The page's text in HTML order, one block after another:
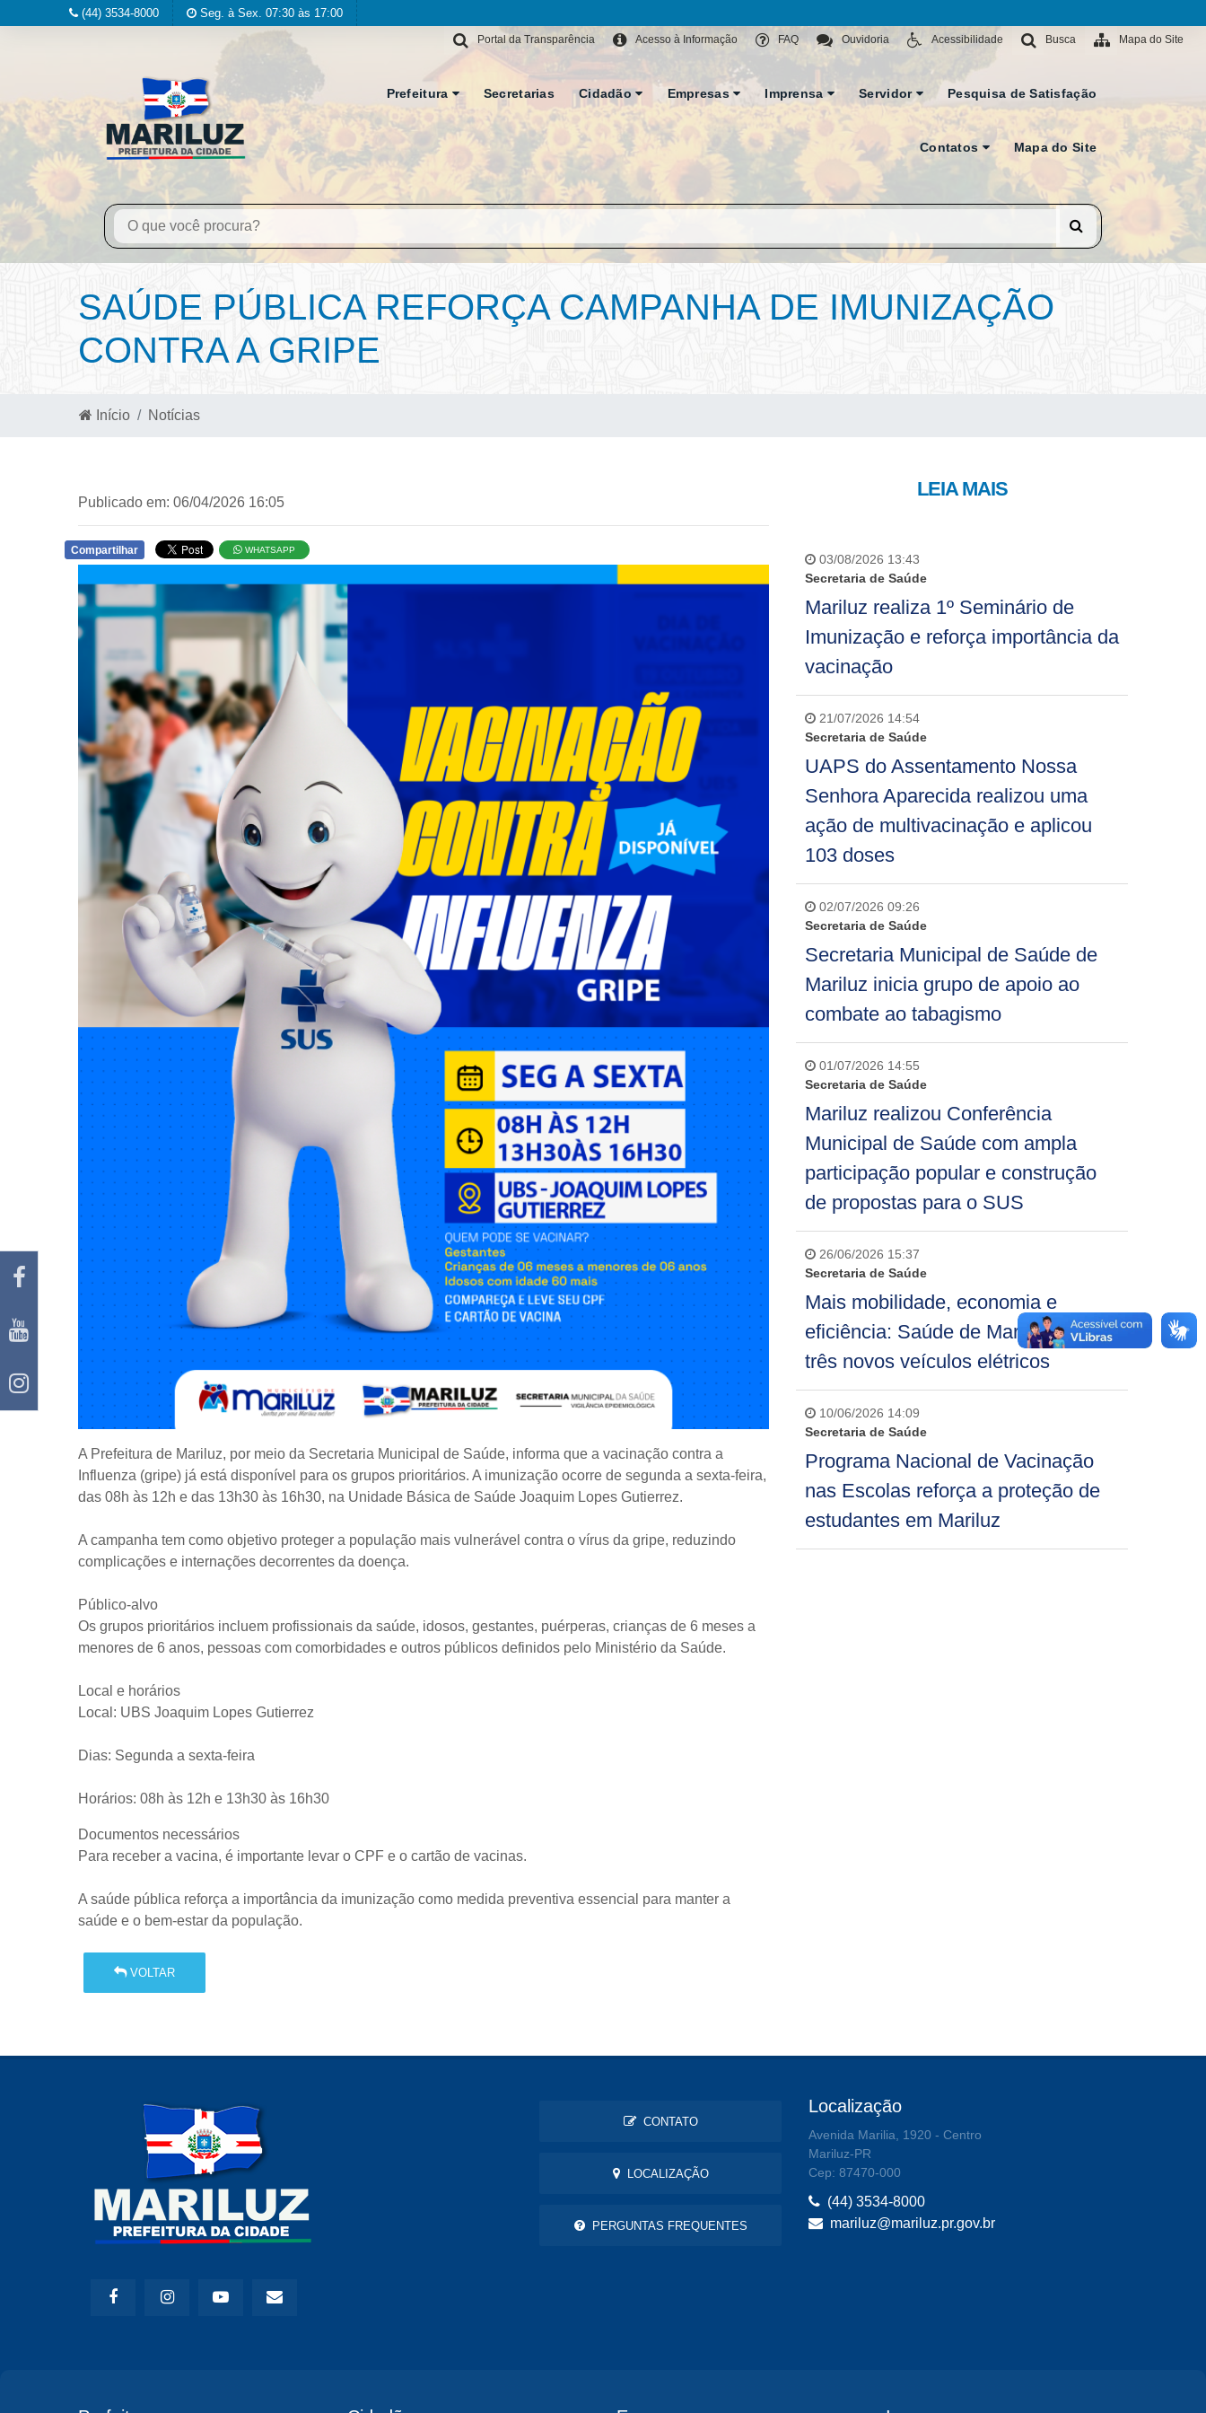
(44) 3534-8000 Seg. à Sex. 07:30 às 17:00
Mapa do Site
Busca
Acessibilidade
Ouvidoria
FAQ
Acesso à Informação
Portal da Transparência
Prefeitura Secretarias Cidadão Empresas Imprensa Servidor Pesquisa de Satisfação
Contatos Mapa do Site
SAÚDE PÚBLICA REFORÇA CAMPANHA DE IMUNIZAÇÃO
CONTRA A GRIPE
Início Notícias
Publicado em: 06/04/2026 16:05
Compartilhar WHATSAPP
A Prefeitura de Mariluz, por meio da Secretaria Municipal de Saúde, informa que a vacinação contra a
Influenza (gripe) já está disponível para os grupos prioritários. A imunização ocorre de segunda a sexta-feira,
das 08h às 12h e das 13h30 às 16h30, na Unidade Básica de Saúde Joaquim Lopes Gutierrez.
A campanha tem como objetivo proteger a população mais vulnerável contra o vírus da gripe, reduzindo
complicações e internações decorrentes da doença.
Público-alvo
Os grupos prioritários incluem profissionais da saúde, idosos, gestantes, puérperas, crianças de 6 meses a
menores de 6 anos, pessoas com comorbidades e outros públicos definidos pelo Ministério da Saúde.
Local e horários
Local: UBS Joaquim Lopes Gutierrez
Dias: Segunda a sexta-feira
Horários: 08h às 12h e 13h30 às 16h30
Documentos necessários
Para receber a vacina, é importante levar o CPF e o cartão de vacinas.
A saúde pública reforça a importância da imunização como medida preventiva essencial para manter a
saúde e o bem-estar da população.
VOLTAR
LEIA MAIS
03/08/2026 13:43
Secretaria de Saúde
Mariluz realiza 1º Seminário de
Imunização e reforça importância da
vacinação
21/07/2026 14:54
Secretaria de Saúde
UAPS do Assentamento Nossa
Senhora Aparecida realizou uma
ação de multivacinação e aplicou
103 doses
02/07/2026 09:26
Secretaria de Saúde
Secretaria Municipal de Saúde de
Mariluz inicia grupo de apoio ao
combate ao tabagismo
01/07/2026 14:55
Secretaria de Saúde
Mariluz realizou Conferência
Municipal de Saúde com ampla
participação popular e construção
de propostas para o SUS
26/06/2026 15:37
Secretaria de Saúde
Mais mobilidade, economia e
eficiência: Saúde de Mariluz recebe
três novos veículos elétricos
10/06/2026 14:09
Secretaria de Saúde
Programa Nacional de Vacinação
nas Escolas reforça a proteção de
estudantes em Mariluz
CONTATO
LOCALIZAÇÃO
PERGUNTAS FREQUENTES
Localização
Avenida Marilia, 1920 - Centro
Mariluz-PR
Cep: 87470-000
(44) 3534-8000
mariluz@mariluz.pr.gov.br